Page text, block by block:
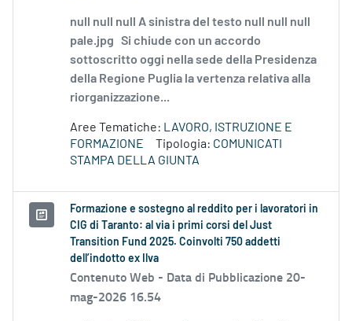
null null null A sinistra del testo null null null
pale.jpg Si chiude con un accordo
sottoscritto oggi nella sede della Presidenza
della Regione Puglia la vertenza relativa alla
riorganizzazione...
Aree Tematiche: LAVORO, ISTRUZIONE E
FORMAZIONE
Tipologia: COMUNICATI
STAMPA DELLA GIUNTA
Formazione e sostegno al reddito per i lavoratori in
CIG di Taranto: al via i primi corsi del Just
Transition Fund 2025. Coinvolti 750 addetti
dell’indotto ex Ilva
Contenuto Web - Data di Pubblicazione 20-
mag-2026 16.54